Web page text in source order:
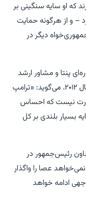
که او سایه سنگینی بر
ریاست‌جمهوری ۲۰۲۸ بیندازد – و از هرگونه حمایت
دیگر در
پنتا و مشاور ارشد
کمپین ریاست‌جمهوری میت رامنی در سال ۲۰۱۲، می‌گوید: «ترامپ
نیست که احساس
بسیار بلندی بر کل
رئیس‌جمهور در
عصا را واگذار
ادامه خواهد